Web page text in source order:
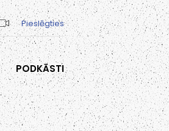
Pieslēgties
PODKĀSTI